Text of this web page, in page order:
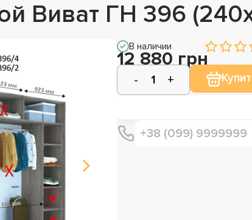
Виват ГН 396
В наличии
12 880 грн